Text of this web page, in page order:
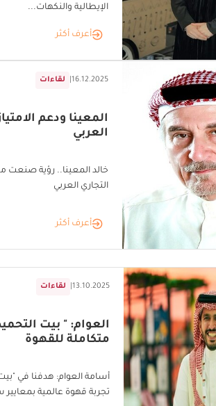
الإيطالية والنكهات...
أعرف أكثر
لقاءات 16.12.2025
المعينا ودعم
العربي
خالد المعينا.. رؤية صنعت
التجاري العربي
أعرف أكثر
لقاءات 13.10.2025
العوام: " بيت
متكاملة للقهوة
أسامة العوام: هدفنا في
تجربة قهوة عالمية